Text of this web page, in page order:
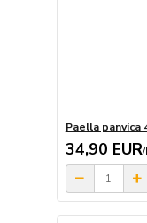
Paella panvica
34,90 EUR/